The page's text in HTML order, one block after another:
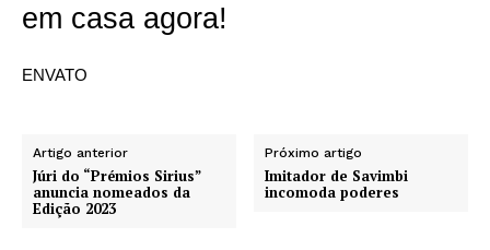
em casa agora!
ENVATO
Artigo anterior
Júri do “Prémios Sirius”
anuncia nomeados da
Edição 2023
Próximo artigo
Imitador de Savimbi
incomoda poderes